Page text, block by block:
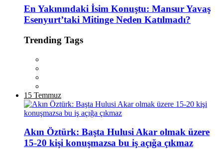
En Yakınındaki İsim Konuştu: Mansur Yavaş
Esenyurt’taki Mitinge Neden Katılmadı?
Trending Tags
15 Temmuz
Akın Öztürk: Başta Hulusi Akar olmak üzere
15-20 kişi konuşmazsa bu iş açığa çıkmaz